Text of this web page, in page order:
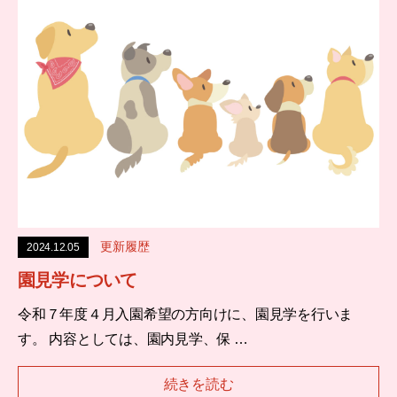
2024.12.05 更新履歴
園見学について
令和７年度４月入園希望の方向けに、園見学を行いま
す。 内容としては、園内見学、保 …
続きを読む